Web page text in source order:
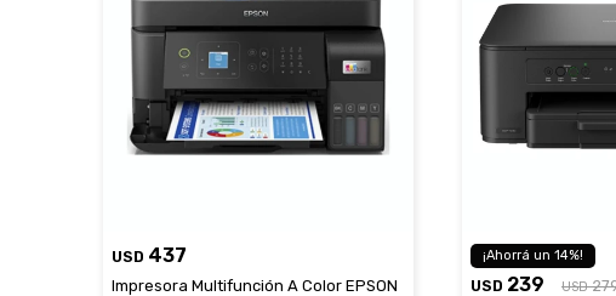
USD 437
Impresora Multifunción A Color EPSON
14
USD 239 USD